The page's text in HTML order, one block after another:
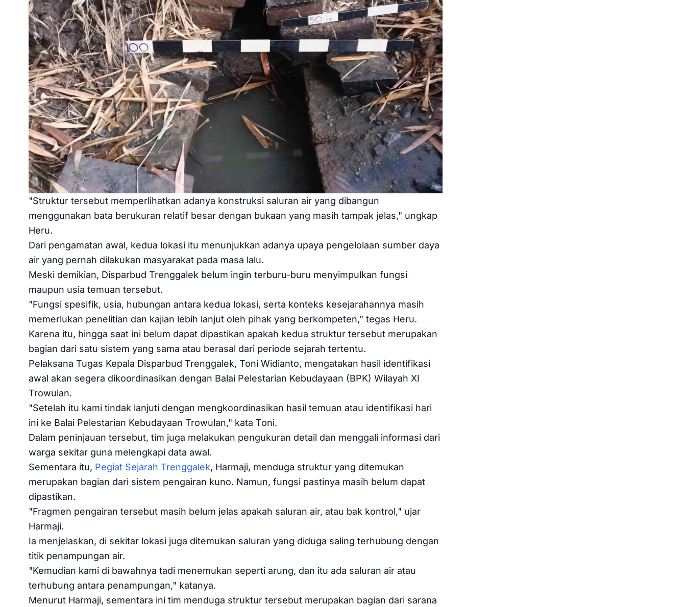
"Struktur tersebut memperlihatkan adanya konstruksi saluran air yang dibangun
menggunakan bata berukuran relatif besar dengan bukaan yang masih tampak jelas," ungkap
Heru.
Dari pengamatan awal, kedua lokasi itu menunjukkan adanya upaya pengelolaan sumber daya
air yang pernah dilakukan masyarakat pada masa lalu.
Meski demikian, Disparbud Trenggalek belum ingin terburu-buru menyimpulkan fungsi
maupun usia temuan tersebut.
"Fungsi spesifik, usia, hubungan antara kedua lokasi, serta konteks kesejarahannya masih
memerlukan penelitian dan kajian lebih lanjut oleh pihak yang berkompeten," tegas Heru.
Karena itu, hingga saat ini belum dapat dipastikan apakah kedua struktur tersebut merupakan
bagian dari satu sistem yang sama atau berasal dari periode sejarah tertentu.
Pelaksana Tugas Kepala Disparbud Trenggalek, Toni Widianto, mengatakan hasil identifikasi
awal akan segera dikoordinasikan dengan Balai Pelestarian Kebudayaan (BPK) Wilayah XI
Trowulan.
"Setelah itu kami tindak lanjuti dengan mengkoordinasikan hasil temuan atau identifikasi hari
ini ke Balai Pelestarian Kebudayaan Trowulan," kata Toni.
Dalam peninjauan tersebut, tim juga melakukan pengukuran detail dan menggali informasi dari
warga sekitar guna melengkapi data awal.
Sementara itu, Pegiat Sejarah Trenggalek, Harmaji, menduga struktur yang ditemukan
merupakan bagian dari sistem pengairan kuno. Namun, fungsi pastinya masih belum dapat
dipastikan.
"Fragmen pengairan tersebut masih belum jelas apakah saluran air, atau bak kontrol," ujar
Harmaji.
Ia menjelaskan, di sekitar lokasi juga ditemukan saluran yang diduga saling terhubung dengan
titik penampungan air.
"Kemudian kami di bawahnya tadi menemukan seperti arung, dan itu ada saluran air atau
terhubung antara penampungan," katanya.
Menurut Harmaji, sementara ini tim menduga struktur tersebut merupakan bagian dari sarana